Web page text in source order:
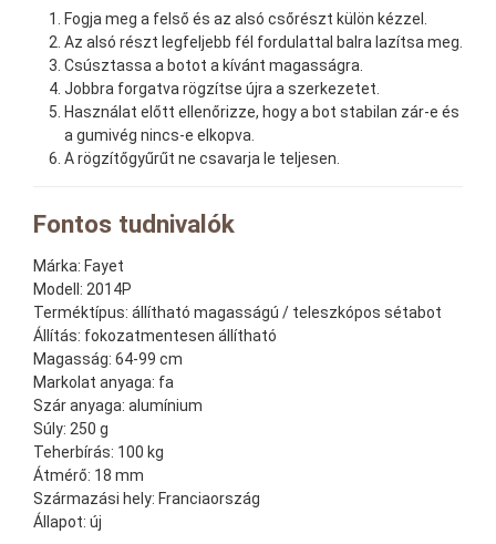
Fogja meg a felső és az alsó csőrészt külön kézzel.
Az alsó részt legfeljebb fél fordulattal balra lazítsa meg.
Csúsztassa a botot a kívánt magasságra.
Jobbra forgatva rögzítse újra a szerkezetet.
Használat előtt ellenőrizze, hogy a bot stabilan zár-e és
a gumivég nincs-e elkopva.
A rögzítőgyűrűt ne csavarja le teljesen.
Fontos tudnivalók
Márka: Fayet
Modell: 2014P
Terméktípus: állítható magasságú / teleszkópos sétabot
Állítás: fokozatmentesen állítható
Magasság: 64-99 cm
Markolat anyaga: fa
Szár anyaga: alumínium
Súly: 250 g
Teherbírás: 100 kg
Átmérő: 18 mm
Származási hely: Franciaország
Állapot: új